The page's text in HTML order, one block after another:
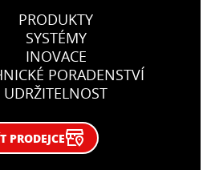
PRODUKTY
SYSTÉMY
INOVACE
PORADENSTVÍ
UDRŽITELNOST
PRODEJCE